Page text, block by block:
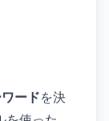
ードを決